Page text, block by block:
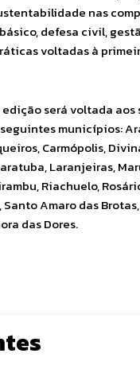
nas
defesa civil,
voltadas à
será voltada aos
municípios:
Carmópolis,
Laranjeiras,
Riachuelo,
Santo Amaro das
das Dores.